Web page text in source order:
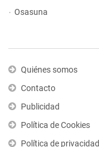
Osasuna
Quiénes somos
Contacto
Publicidad
Política de Cookies
Política de privacidad